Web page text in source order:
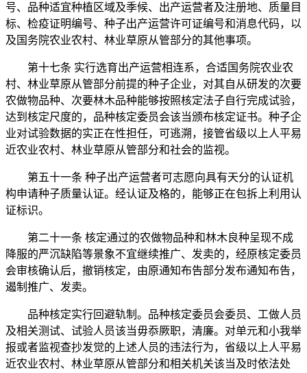
号、品种适宜种植区域及季候、出产运营者及注册地、质量目
标、检疫证明编号、种子出产运营许可证编号和消息代码，以
及国务院农业农村、林业草原从管部分的其他事项。
第十七条 实行选育出产运营相连系，合适国务院农业农
村、林业草原从管部分前提的种子企业，对其自从研发的次要
农做物品种、次要林木品种能够按照核定法子自行完成试验，
达到核定尺度的，品种核定委员会该当颁布核定证书。种子企
业对试验数据的实正在性担任，可逃溯，接管省级以上人平易
近农业农村、林业草原从管部分和社会的监视。
第五十一条 种子出产运营者可志愿向具有天分的认证机
构申请种子质量认证。经认证及格的，能够正在包拆上利用认
证标识。
第二十一条 核定通过的农做物品种和林木良种呈现不成
降服的严沉缺陷等景象不宜继续推广、发卖的，经原核定委员
会审核确认后，撤销核定，由原通知布告部分发布通知布告，
遏制推广、发卖。
品种核定实行回避轨制。品种核定委员会委员、工做人员
及相关测试、试验人员该当毋忝厥职，清廉。对单元和小我举
报或者监视查抄发觉的上述人员的违法行为，省级以上人平易
近农业农村、林业草原从管部分和相关机关该当及时依法处